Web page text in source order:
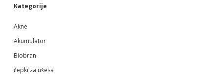
Sidebar
Kategorije
Akne
Akumulator
Biobran
čepki za ušesa